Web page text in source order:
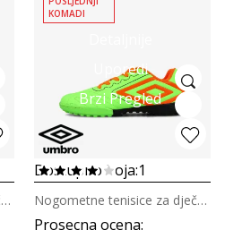
Nogometne tenisice za dječake
Uporedi
Brzi Pregled
KOMADI
Dostupno boja:1
Prosecna ocena:
Nogometne tenisice za dječake